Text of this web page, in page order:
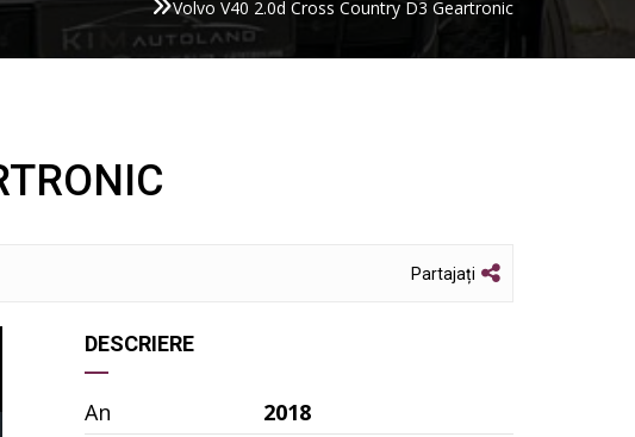
Volvo V40 2.0d Cross Country D3 Geartronic
Partajați
DESCRIERE
An
2018